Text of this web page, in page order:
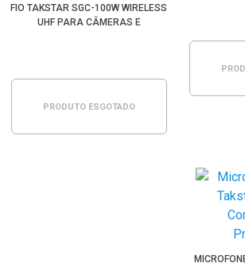
FIO TAKSTAR SGC-100W WIRELESS
UHF PARA CÂMERAS E
PRODUTO ESGOTADO